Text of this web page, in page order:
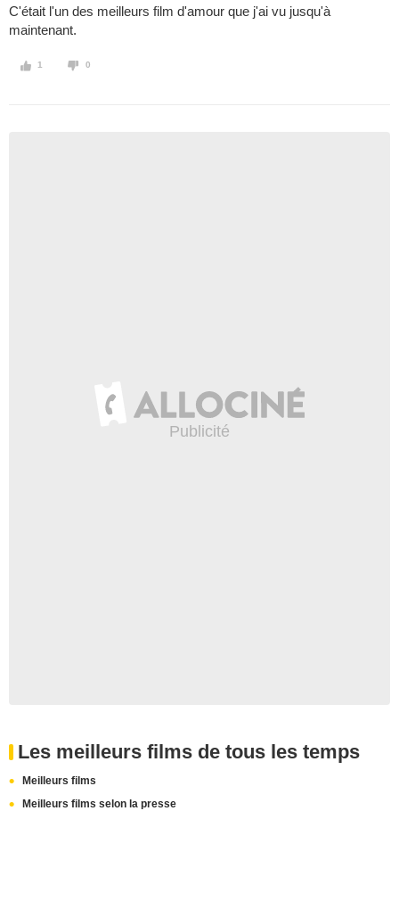
C'était l'un des meilleurs film d'amour que j'ai vu jusqu'à
maintenant.
1 0
Les meilleurs films de tous les temps
Meilleurs films
Meilleurs films selon la presse